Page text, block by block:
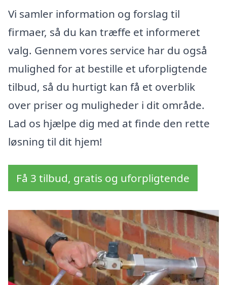
Vi samler information og forslag til
firmaer, så du kan træffe et informeret
valg. Gennem vores service har du også
mulighed for at bestille et uforpligtende
tilbud, så du hurtigt kan få et overblik
over priser og muligheder i dit område.
Lad os hjælpe dig med at finde den rette
løsning til dit hjem!
Få 3 tilbud, gratis og uforpligtende